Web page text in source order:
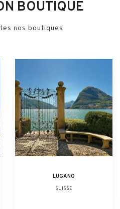
BOUTIQUE
nos boutiques
LUGANO
SUISSE